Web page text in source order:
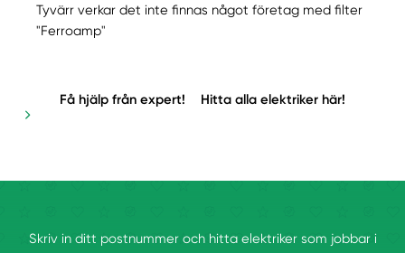
Tyvärr verkar det inte finnas något företag med filter
"Ferroamp"
Få hjälp från expert! Hitta alla elektriker här!
Skriv in ditt postnummer och hitta elektriker som jobbar i